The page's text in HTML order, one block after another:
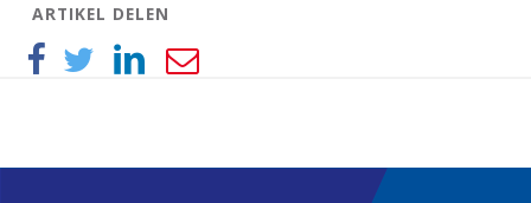
ARTIKEL DELEN